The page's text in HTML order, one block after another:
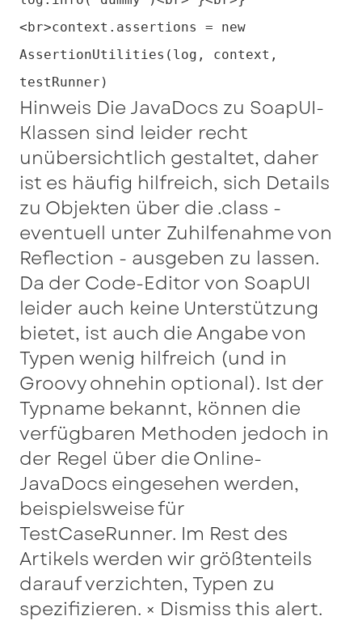
<br>context.assertions = new
AssertionUtilities(log, context,
testRunner)
Hinweis Die JavaDocs zu SoapUI-
Klassen sind leider recht
unübersichtlich gestaltet, daher
ist es häufig hilfreich, sich Details
zu Objekten über die .class -
eventuell unter Zuhilfenahme von
Reflection - ausgeben zu lassen.
Da der Code-Editor von SoapUI
leider auch keine Unterstützung
bietet, ist auch die Angabe von
Typen wenig hilfreich (und in
Groovy ohnehin optional). Ist der
Typname bekannt, können die
verfügbaren Methoden jedoch in
der Regel über die Online-
JavaDocs eingesehen werden,
beispielsweise für
TestCaseRunner. Im Rest des
Artikels werden wir größtenteils
darauf verzichten, Typen zu
spezifizieren. × Dismiss this alert.